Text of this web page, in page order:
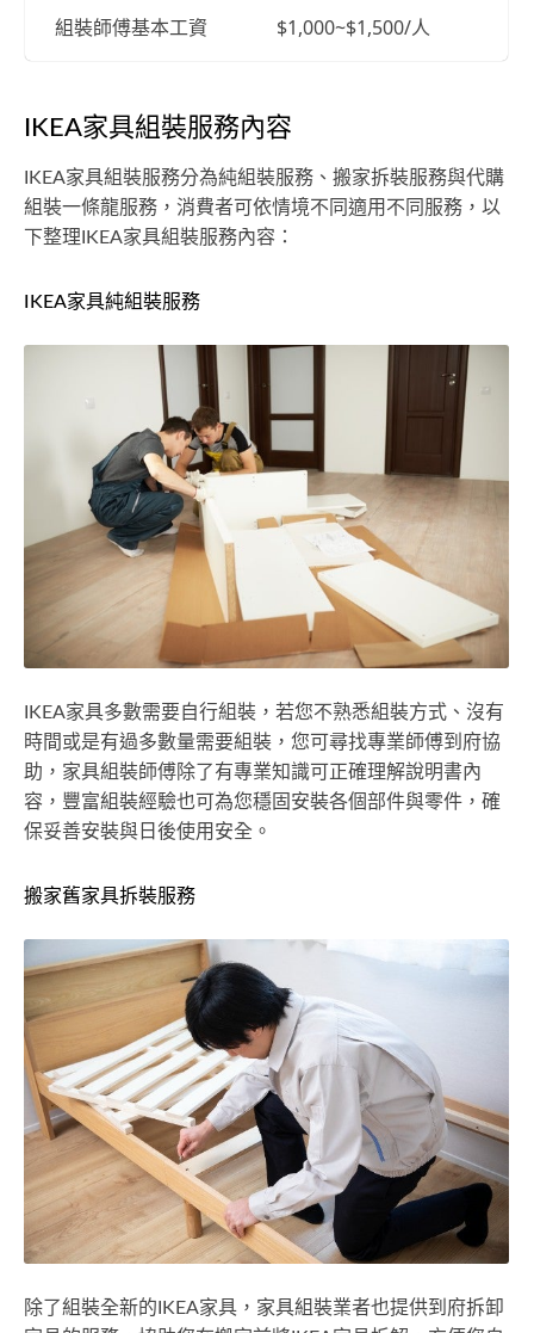
組裝師傅基本工資 $1,000~$1,500/人
IKEA家具組裝服務內容
IKEA家具組裝服務分為純組裝服務、搬家拆裝服務與代購
組裝一條龍服務，消費者可依情境不同適用不同服務，以
下整理IKEA家具組裝服務內容：
IKEA家具純組裝服務
IKEA家具多數需要自行組裝，若您不熟悉組裝方式、沒有
時間或是有過多數量需要組裝，您可尋找專業師傅到府協
助，家具組裝師傅除了有專業知識可正確理解說明書內
容，豐富組裝經驗也可為您穩固安裝各個部件與零件，確
保妥善安裝與日後使用安全。
搬家舊家具拆裝服務
除了組裝全新的IKEA家具，家具組裝業者也提供到府拆卸